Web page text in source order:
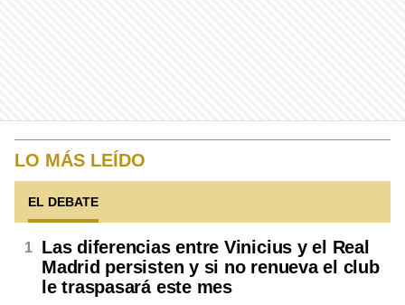
LO MÁS LEÍDO
EL DEBATE
Las diferencias entre Vinicius y el Real
Madrid persisten y si no renueva el club
le traspasará este mes